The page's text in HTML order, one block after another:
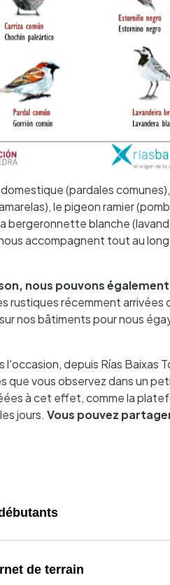
(pardales
le pigeon ramier
bergeronnette blanche
accompagnent tout au
nous pouvons
rustiques récemment
nos bâtiments pour nous
l'occasion, depuis Rías Baixas
que vous observez dans un
à cet effet, comme la
jours. Vous pouvez
de terrain